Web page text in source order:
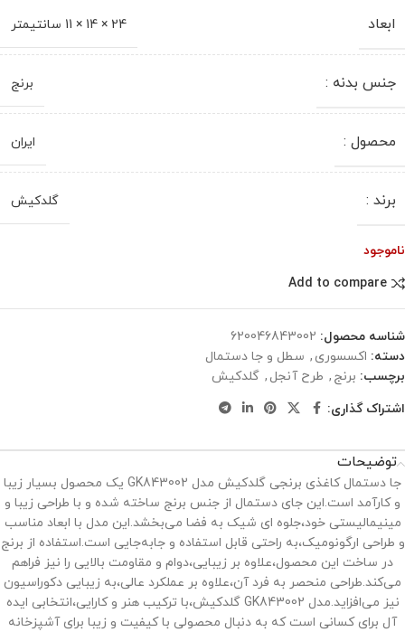
ابعاد 24 × 14 × 11 سانتیمتر
جنس بدنه : برنج
محصول : ایران
برند : گلدکیش
ناموجود
Add to compare
شناسه محصول: 620046843002
دسته: اکسسوری , سطل و جا دستمال
برچسب: برنج , طرح آنجل , گلدکیش
اشتراک گذاری:
توضیحات
جا دستمال کاغذی برنجی گلدکیش مدل GK843002 یک محصول بسیار زیبا
و کارآمد است.این جای دستمال از جنس برنج ساخته شده و با طراحی زیبا و
مینیمالیستی خود،جلوه‌ ای شیک به فضا می‌بخشد.این مدل با ابعاد مناسب
و طراحی ارگونومیک،به راحتی قابل استفاده و جابه‌جایی است.استفاده از برنج
در ساخت این محصول،علاوه بر زیبایی،دوام و مقاومت بالایی را نیز فراهم
می‌کند.طراحی منحصر به فرد آن،علاوه بر عملکرد عالی،به زیبایی دکوراسیون
نیز می‌افزاید.مدل GK843002 گلدکیش،با ترکیب هنر و کارایی،انتخابی ایده
‌آل برای کسانی است که به دنبال محصولی با کیفیت و زیبا برای آشپزخانه